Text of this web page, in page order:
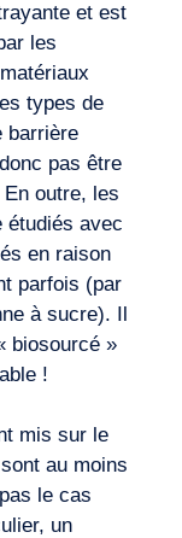
et est
les
types de
barrière
pas être
outre, les
étudiés avec
en raison
parfois (par
à sucre). Il
biosourcé »
!
mis sur le
au moins
le cas
un